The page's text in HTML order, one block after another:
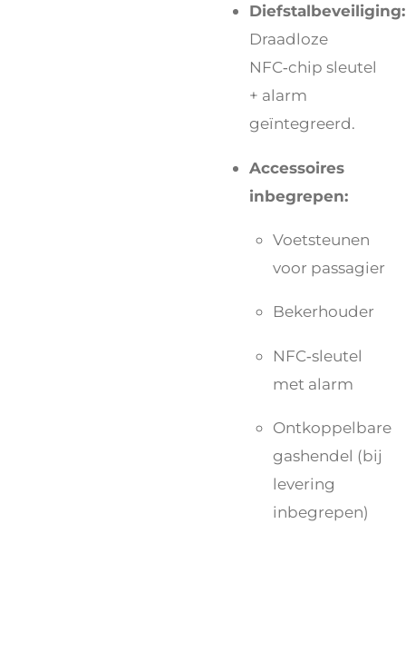
Diefstalbeveiliging:
Draadloze
NFC‑chip sleutel
+ alarm
geïntegreerd.
Accessoires
inbegrepen:
Voetsteunen
voor passagier
Bekerhouder
NFC‑sleutel
met alarm
Ontkoppelbare
gashendel (bij
levering
inbegrepen)